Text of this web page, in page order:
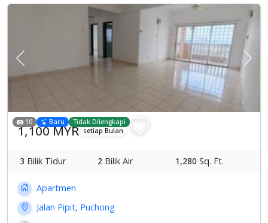
Previous
10 Baru Tidak Dilengkapi
1,100 MYR setiap Bulan
3 Bilik Tidur 2 Bilik Air 1,280 Sq. Ft.
Apartmen
Jalan Pipit, Puchong